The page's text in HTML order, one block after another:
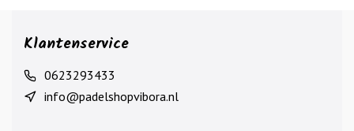
Klantenservice
0623293433
info@padelshopvibora.nl